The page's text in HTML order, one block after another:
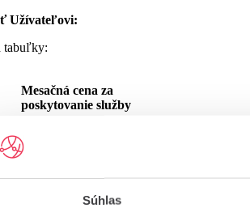
Súhlas
Užívateľovi:
tabuľky:
Mesačná cena za
poskytovanie služby
19,90 €